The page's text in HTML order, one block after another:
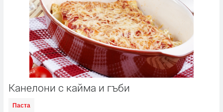
Канелони с кайма и гъби
Паста